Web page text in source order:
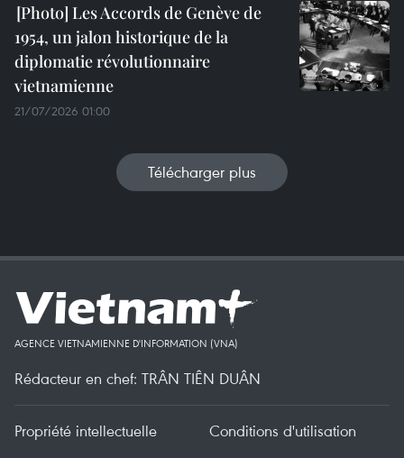
Les Accords de Genève de
1954, un jalon historique de la
diplomatie révolutionnaire
vietnamienne
21/07/2026 01:00
Télécharger plus
AGENCE VIETNAMIENNE D'INFORMATION (VNA)
Rédacteur en chef: TRÂN TIÊN DUÂN
Propriété intellectuelle
Conditions d'utilisation